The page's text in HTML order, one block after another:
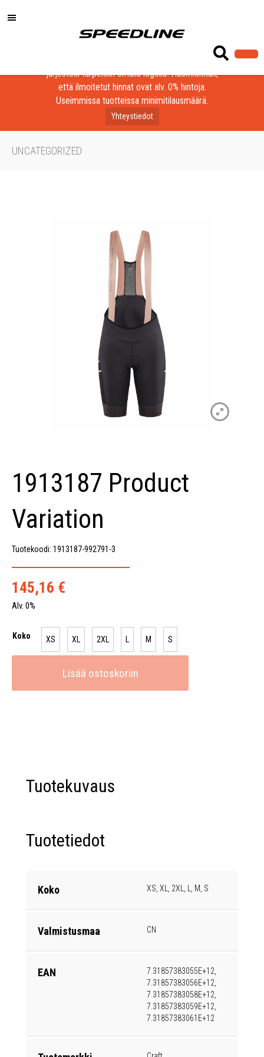
Löydä laadukkaat tuotteet yrityksesi, seurasi tai
järjestösi tarpeisiin omalla logolla! Huomioithan,
että ilmoitetut hinnat ovat alv. 0% hintoja.
Useimmissa tuotteissa minimitilausmäärä.
Yhteystiedot
UNCATEGORIZED
1913187 Product
Variation
Tuotekoodi: 1913187-992791-3
145,16 €
Alv. 0%
Koko XS XL 2XL L M S
Lisää ostoskoriin
Tuotekuvaus
Tuotetiedot
Koko XS, XL, 2XL, L, M, S
Valmistusmaa CN
EAN
7.31857383055E+12,
7.31857383056E+12,
7.31857383058E+12,
7.31857383059E+12,
7.31857383061E+12